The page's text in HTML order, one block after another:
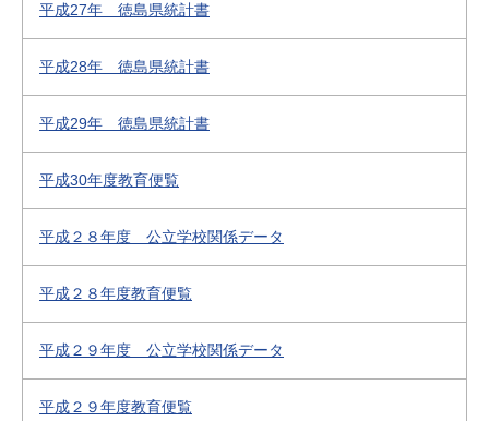
平成27年 徳島県統計書
平成28年 徳島県統計書
平成29年 徳島県統計書
平成30年度教育便覧
平成２８年度 公立学校関係データ
平成２８年度教育便覧
平成２９年度 公立学校関係データ
平成２９年度教育便覧